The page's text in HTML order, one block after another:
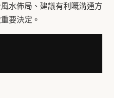
水佈局、建議有利嘅溝通方
要決定。